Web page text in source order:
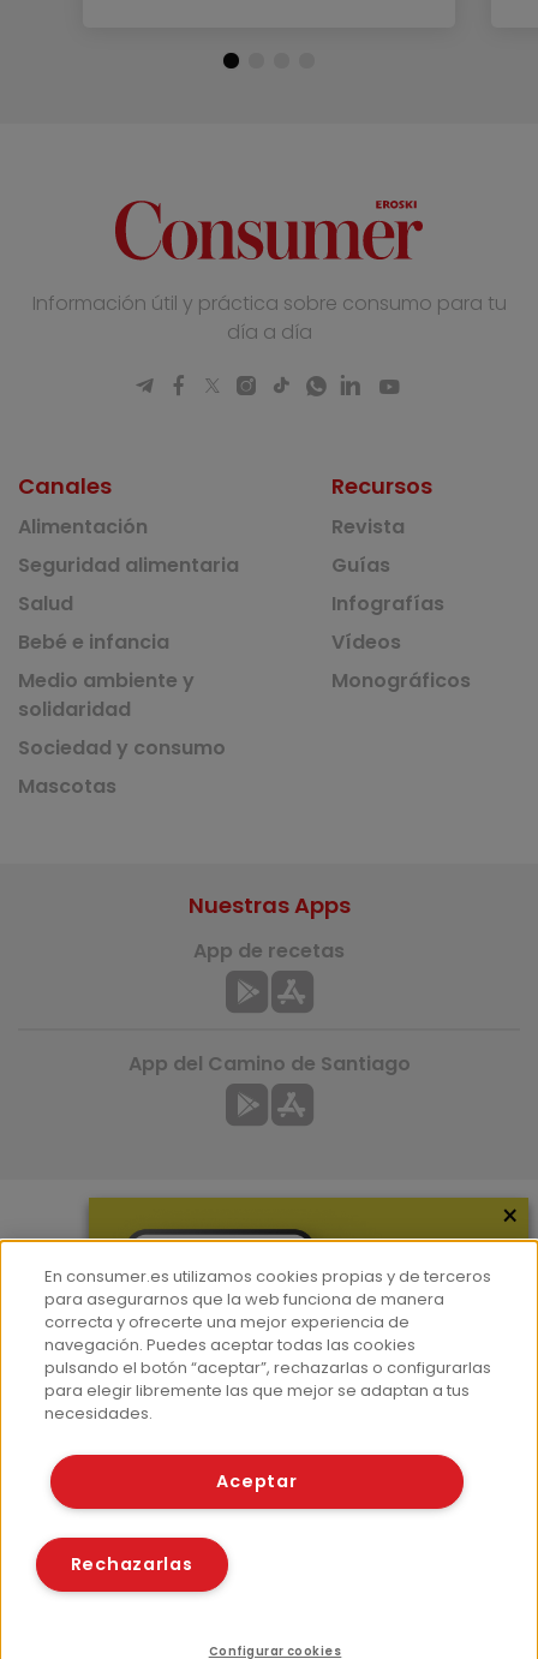
Información útil y práctica sobre consumo para tu
día a día
Canales
Alimentación
Seguridad alimentaria
Salud
Bebé e infancia
Medio ambiente y
solidaridad
Sociedad y consumo
Mascotas
Recursos
Revista
Guías
Infografías
Vídeos
Monográficos
Más información
¿Quiénes somos?
Hemeroteca
Contacto
Prensa
Nuestras Apps
App de recetas
App del Camino de Santiago
© Fundación EROSKI
Políticas de cookies
×
En consumer.es utilizamos cookies propias y de terceros
para asegurarnos que la web funciona de manera
correcta y ofrecerte una mejor experiencia de
navegación. Puedes aceptar todas las cookies
pulsando el botón “aceptar”, rechazarlas o configurarlas
para elegir libremente las que mejor se adaptan a tus
necesidades.
Aceptar
Rechazarlas
Configurar cookies